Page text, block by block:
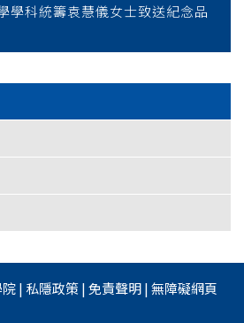
學科統籌袁慧儀女士致送紀念品
| 私隱政策|免責聲明|無障礙網頁